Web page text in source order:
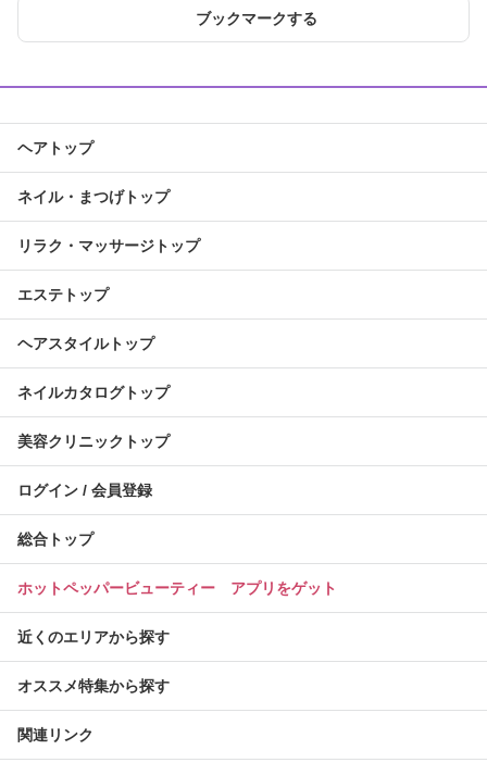
ブックマークする
ヘアトップ
ネイル・まつげトップ
リラク・マッサージトップ
エステトップ
ヘアスタイルトップ
ネイルカタログトップ
美容クリニックトップ
ログイン / 会員登録
総合トップ
ホットペッパービューティー アプリをゲット
近くのエリアから探す
オススメ特集から探す
関連リンク